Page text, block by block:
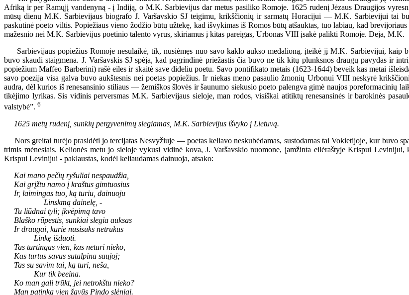
Afriką ir per Ramųjį vandenyną - į Indiją, o M.K. Sarbievijus dar metus pasiliko Romoje. 1625 rudenį Jėzaus Draugijos
mūsų dienų M.K. Sarbievijaus biografo J. Varšavskio SJ teigimu, krikščionių ir sarmatų Horacijui — M.K. Sarbievijui tai
paskutinė poeto viltis. Popiežiaus vieno žodžio būtų užtekę, kad išvykimas iš Romos būtų atšauktas, tuo labiau, kad
mažesnio nei M.K. Sarbievijus poetinio talento vyrus, skiriamus į kitas pareigas, Urbonas VIII įsakė palikti Romoje. Deja, M.K.
Sarbievijaus popiežius Romoje nesulaikė, tik, nusiėmęs nuo savo kaklo aukso medalioną, įteikė jį M.K. Sarbievijui, kaip
buvo skaudi staigmena. J. Varšavskis SJ spėja, kad pagrindinė priežastis čia buvo ne tik kitų plunksnos draugų pavydas ir
popiežium Maffeo Barberini) rašė eiles ir skaitė save dideliu poetu. Savo pontifikato metais (1623-1644) beveik kas metai
savo poezija visa galva buvo aukštesnis nei poetas popiežius. Ir niekas meno pasaulio žmonių Urbonui VIII neskyrė
audra, dėl kurios iš renesansinio stiliaus — žemiškos šlovės ir šaunumo siekusio poeto palengva gimė naujos
tikėjimo lyrikas. Sis vidinis perversmas M.K. Sarbievijaus sieloje, man rodos, visiškai atitiktų renesansinės ir barokinės
valstybė”. 6
1625 metų rudenį, sunkių pergyvenimų slegiamas, M.K. Sarbievijus išvyko į Lietuvą.
Nors greitai turėjo prasidėti jo tercijatas Nesvyžiuje — poetas keliavo neskubėdamas, sustodamas tai Vokietijoje, kur buvo
trimis mėnesiais. Kelionės metu jo sieloje vykusi vidinė kova, J. Varšavskio nuomone, įamžinta eilėraštyje Krispui Levinijui,
Krispui Levinijui - paklaustas, kodėl keliaudamas dainuoja, atsako:
Kai mano pečių ryšuliai nespaudžia,
Kai grįžtu namo į kraštus gimtuosius
Ir, laimingas tuo, ką turiu, dainuoju
Linskmą dainelę, -
Tu liūdnai tyli; įkvėpimą tavo
Blaško rūpestis, sunkiai slegia auksas
Ir draugai, kurie nusisuks netrukus
Linkę išduoti.
Tas turtingas vien, kas neturi nieko,
Kas turtus savus sutalpina saujoj;
Tas su savim tai, ką turi, neša,
Kur tik beeina.
Ko man gali trūkt, jei netrokštu nieko?
Man patinka vien žavūs Pindo slėniai.